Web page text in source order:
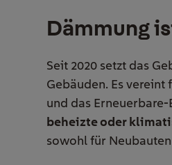
Dämmung
Seit 2020 setzt das
Gebäuden. Es vereint
und das
beheizte oder
sowohl für